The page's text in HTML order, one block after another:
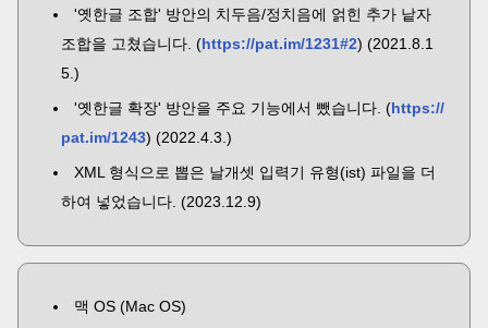
'옛한글 조합' 방안의 치두음/정치음에 얽힌 추가 낱자
조합을 고쳤습니다. (https://pat.im/1231#2) (2021.8.1
5.)
'옛한글 확장' 방안을 주요 기능에서 뺐습니다. (https://
pat.im/1243) (2022.4.3.)
XML 형식으로 뽑은 날개셋 입력기 유형(ist) 파일을 더
하여 넣었습니다. (2023.12.9)
맥 OS (Mac OS)